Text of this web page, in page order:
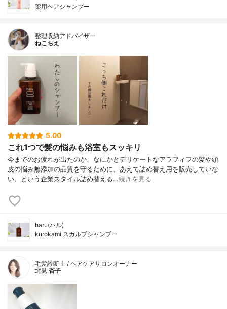
薬用ヘアシャンプー
整理収納アドバイザー
ねこちえ
5.00
これ1つで髪の悩みも浴室もスッキリ
今までのお疲れが出たのか、なにかとデリケートなアラフィフの髪や頭
皮の悩み無添加の品質を守るために、あえて詰め替え用を販売していな
い、という企業スタイル詰め替える…続きを見る
haru(ハル)
kurokami スカルプシャンプー
毛髪診断士 / ヘアケアサロンオーナー
北見 杏子